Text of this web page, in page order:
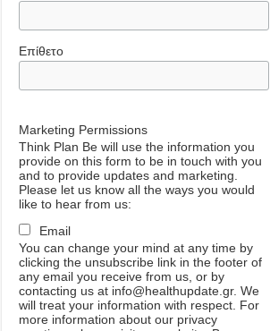
Επίθετο
Marketing Permissions
Think Plan Be will use the information you
provide on this form to be in touch with you
and to provide updates and marketing.
Please let us know all the ways you would
like to hear from us:
Email
You can change your mind at any time by
clicking the unsubscribe link in the footer of
any email you receive from us, or by
contacting us at info@healthupdate.gr. We
will treat your information with respect. For
more information about our privacy